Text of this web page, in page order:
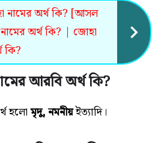
নামের অর্থ কি? [আসল
অর্থ কি? | জোহা
কি?
আরবি অর্থ কি?
হলোমৃদু, নমনীয়ইত্যাদি।